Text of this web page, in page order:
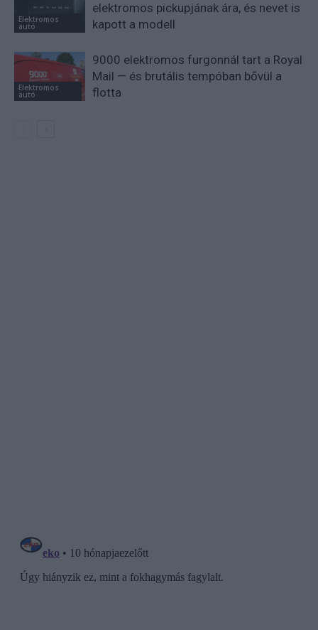
Elektromos
autó
elektromos pickupjának ára, és nevet is
kapott a modell
Elektromos
autó
9000 elektromos furgonnál tart a Royal
Mail — és brutális tempóban bővül a
flotta